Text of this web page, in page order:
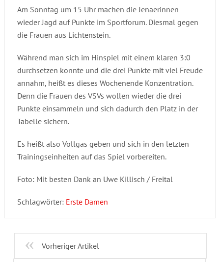
Am Sonntag um 15 Uhr machen die Jenaerinnen
wieder Jagd auf Punkte im Sportforum. Diesmal gegen
die Frauen aus Lichtenstein.
Während man sich im Hinspiel mit einem klaren 3:0
durchsetzen konnte und die drei Punkte mit viel Freude
annahm, heißt es dieses Wochenende Konzentration.
Denn die Frauen des VSVs wollen wieder die drei
Punkte einsammeln und sich dadurch den Platz in der
Tabelle sichern.
Es heißt also Vollgas geben und sich in den letzten
Trainingseinheiten auf das Spiel vorbereiten.
Foto: Mit besten Dank an Uwe Killisch / Freital
Schlagwörter: Erste Damen
Vorheriger Artikel